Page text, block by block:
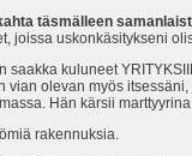
täsmälleen
joissa uskonkäsitykseni
saakka kuluneet
vian olevan myös
Hän kärsii
rakennuksia.